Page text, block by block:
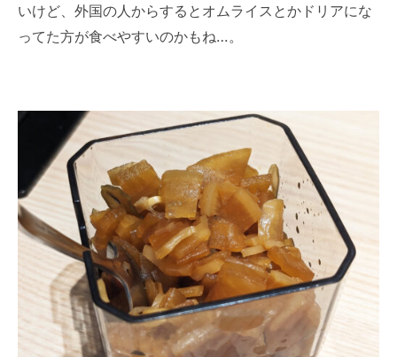
いけど、外国の人からするとオムライスとかドリアにな
ってた方が食べやすいのかもね…。